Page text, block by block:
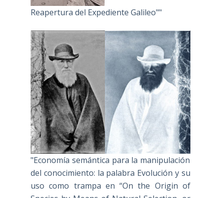
Reapertura del Expediente Galileo""
"Economía semántica para la manipulación
del conocimiento: la palabra Evolución y su
uso como trampa en “On the Origin of